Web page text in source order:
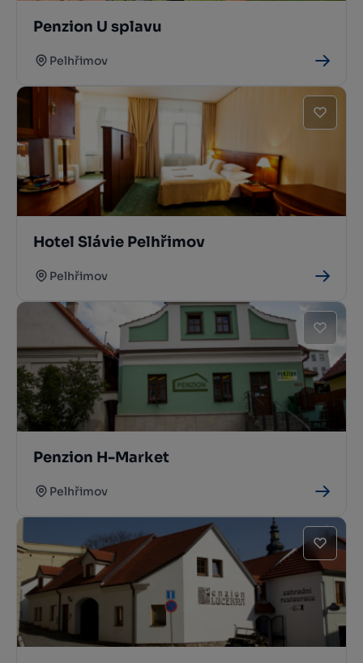
Penzion U splavu
Pelhřimov
Hotel Slávie Pelhřimov
Pelhřimov
Penzion H-Market
Pelhřimov